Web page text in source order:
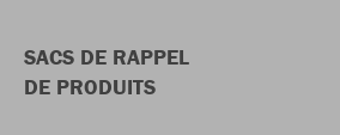
SACS DE RAPPEL
DE PRODUITS